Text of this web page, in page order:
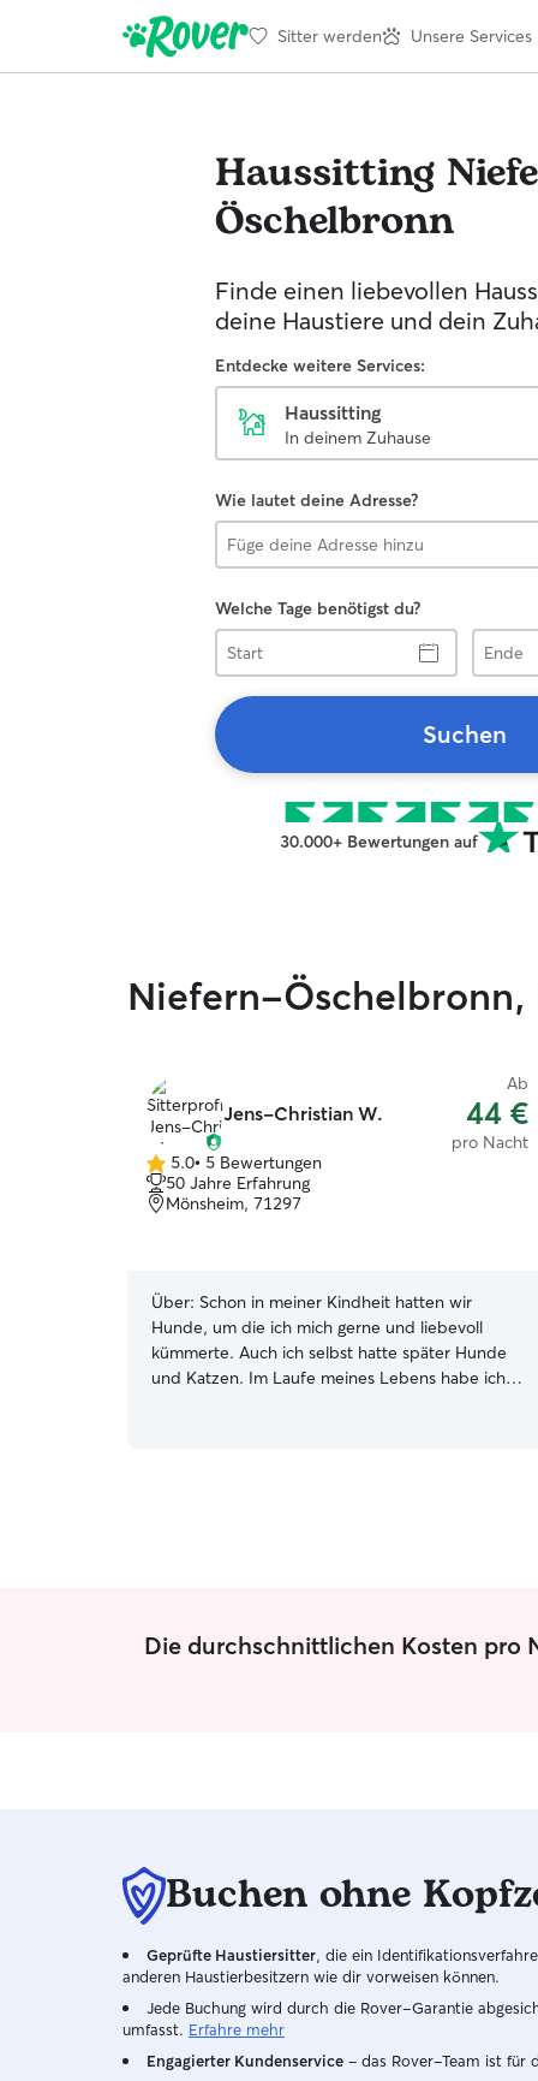
Sitter werden Unsere Services
Haussitting
Öschelbronn
Finde einen liebevollen
deine Haustiere und dein
Entdecke weitere Services:
Haussitting
In deinem Zuhause
Wie lautet deine Adresse?
Welche Tage benötigst du?
Start
Ende
Suchen
30.000+ Bewertungen auf
Niefern-Öschelbronn,
Jens-Christian W.
Ab
44 €
pro Nacht
5.0
von
5
5.0• 5 Bewertungen
50 Jahre Erfahrung
Mönsheim, 71297
Über: Schon in meiner Kindheit hatten wir
Hunde, um die ich mich gerne und liebevoll
kümmerte. Auch ich selbst hatte später Hunde
und Katzen. Im Laufe meines Lebens habe ich
vereinbaren. Auf der grossen Terrasse mit
Die durchschnittlichen Kosten pro
Buchen ohne
Geprüfte Haustiersitter , die ein
anderen Haustierbesitzern wie dir vorweisen können.
Jede Buchung wird durch die Rover-Garantie
umfasst. Erfahre mehr
Engagierter Kundenservice – das Rover-Team ist für